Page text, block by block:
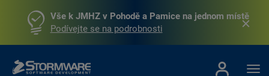
Vše k JMHZ v Pohodě a Pamice na jednom místě
Podívejte se na podrobnosti